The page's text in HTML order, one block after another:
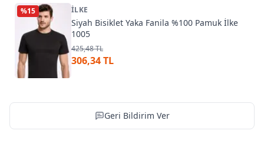
%15 İLKE
Siyah Bisiklet Yaka Fanila %100 Pamuk İlke
1005
425,48 TL
306,34 TL
Geri Bildirim Ver